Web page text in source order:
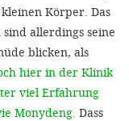
Körper. Das
allerdings seine
blicken, als
hier in der Klinik
viel Erfahrung
Monydeng. Dass
ALLEN